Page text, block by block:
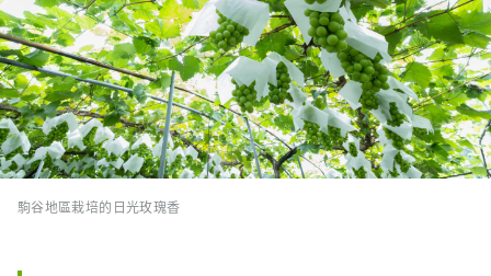
駒谷地區栽培的日光玫瑰香